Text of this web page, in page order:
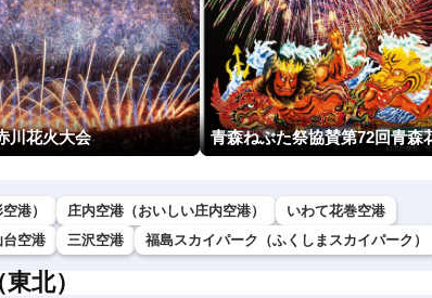
川花火大会
港） 庄内空港（おいしい庄内空港）
いわて花巻空港
台空港 三沢空港 福島スカイパーク（ふくしまスカイパーク）
北）